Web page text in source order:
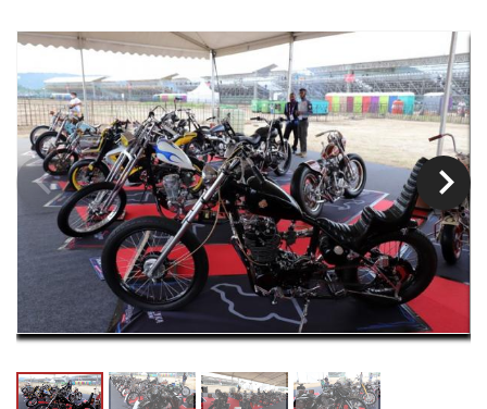
chevron_right
chevron_left